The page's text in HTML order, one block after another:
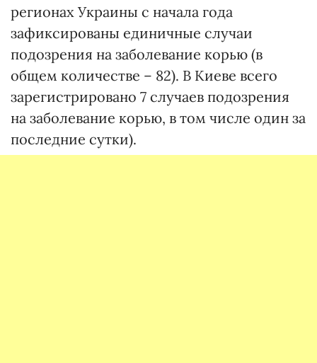
регионах Украины с начала года
зафиксированы единичные случаи
подозрения на заболевание корью (в
общем количестве – 82). В Киеве всего
зарегистрировано 7 случаев подозрения
на заболевание корью, в том числе один за
последние сутки).